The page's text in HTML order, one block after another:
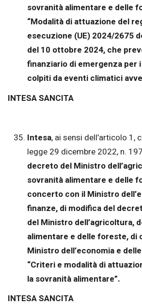
sovranità alimentare e delle
“Modalità di attuazione del
esecuzione (UE) 2024/2675
del 10 ottobre 2024, che
finanziario di emergenza per
colpiti da eventi climatici
INTESA SANCITA
Intesa, ai sensi dell’articolo 1,
legge 29 dicembre 2022, n.
decreto del Ministro
sovranità alimentare e delle
concerto con il Ministro
finanze, di modifica del
del Ministro dell’agricoltura,
alimentare e delle foreste, di
Ministro dell’economia e
“Criteri e modalità di
la sovranità alimentare”.
INTESA SANCITA